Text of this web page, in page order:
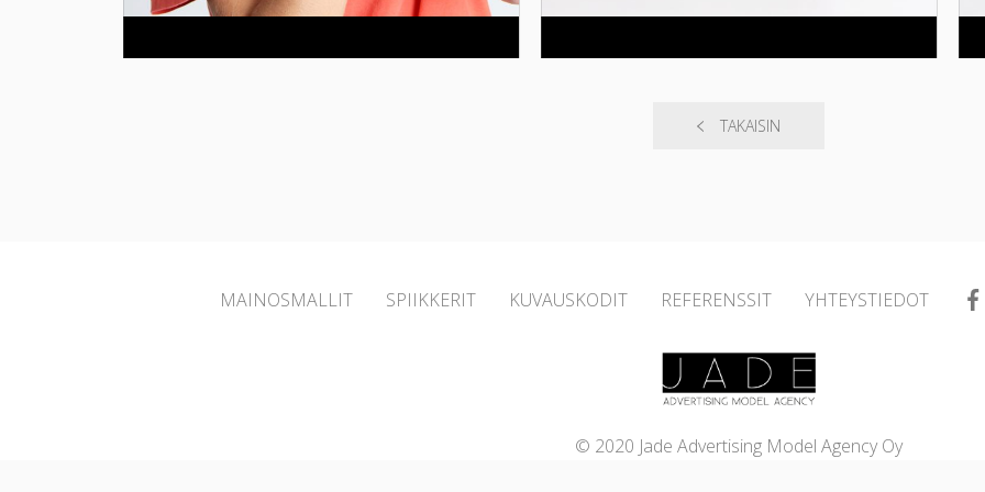
TAKAISIN
MAINOSMALLIT SPIIKKERIT KUVAUSKODIT REFERENSSIT YHTEYSTIEDOT
© 2020 Jade Advertising Model Agency Oy